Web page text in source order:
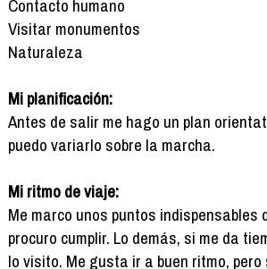
Contacto humano
Visitar monumentos
Naturaleza
Mi planificación:
Antes de salir me hago un plan
puedo variarlo sobre la marcha.
Mi ritmo de viaje:
Me marco unos puntos indispensables
procuro cumplir. Lo demás, si me da
lo visito. Me gusta ir a buen ritmo,